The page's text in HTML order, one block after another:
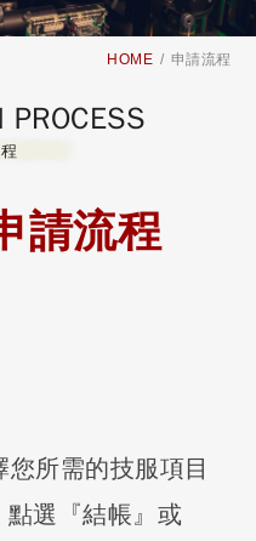
HOME 申請流程
PROCESS
請流程
您所需的技服項目
點選『結帳』或
單